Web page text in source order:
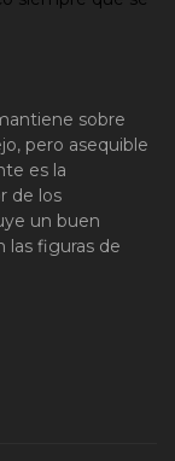
sobre
pero asequible
es la
de los
un buen
las figuras de